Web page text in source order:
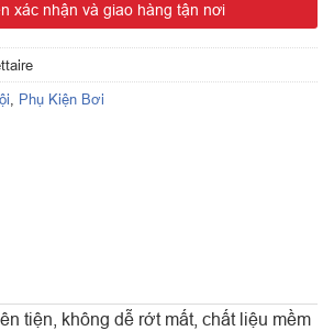
xác nhận và giao hàng tận nơi
, Phụ Kiện Bơi
tiện, không dễ rớt mất, chất liệu mềm